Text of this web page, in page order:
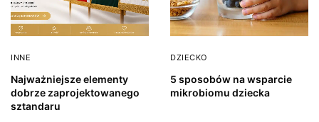
INNE
Najważniejsze elementy
dobrze zaprojektowanego
sztandaru
DZIECKO
5 sposobów na wsparcie
mikrobiomu dziecka